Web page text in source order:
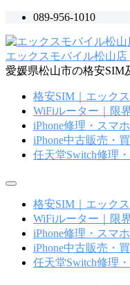
テ
ン
ツ
089-956-1010
エックスモバイル松山
愛媛県松山市の格安SIM
格安SIM｜エック
WiFiルーター｜限
iPhone修理・スマ
iPhone中古販売・
任天堂Switch修理
メ
格安SIM｜エック
WiFiルーター｜限
iPhone修理・スマ
iPhone中古販売・
任天堂Switch修理